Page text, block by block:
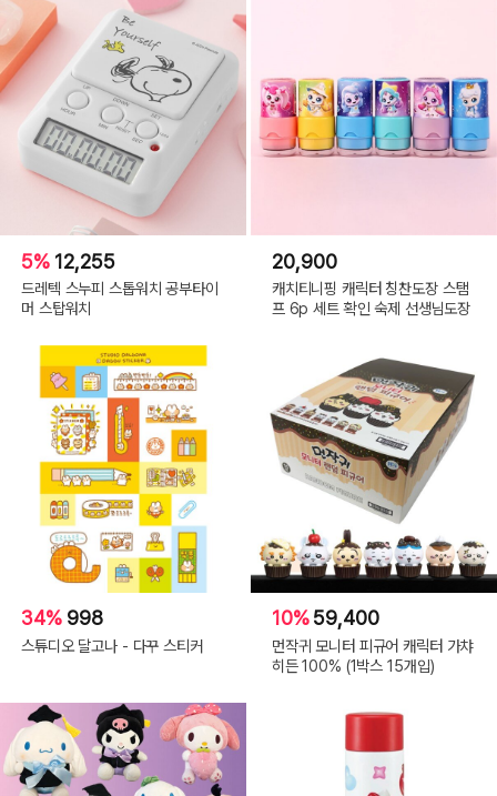
5% 12,255
드레텍 스누피 스톱워치 공부타이
머 스탑워치
20,900
캐치티니핑 캐릭터 칭찬도장 스탬
프 6p 세트 확인 숙제 선생님도장
34% 998
스튜디오 달고나 - 다꾸 스티커
10%59,400
먼작귀 모니터 피규어 캐릭터 가챠
히든 100% (1박스 15개입)